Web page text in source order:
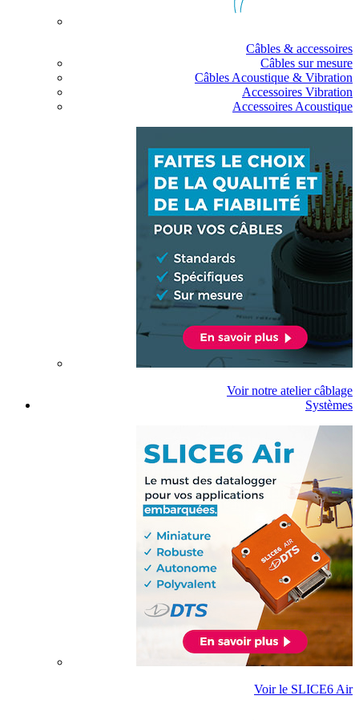
Câbles & accessoires
Câbles sur mesure
Câbles Acoustique & Vibration
Accessoires Vibration
Accessoires Acoustique
Voir notre atelier câblage
Systèmes
Voir le SLICE6 Air